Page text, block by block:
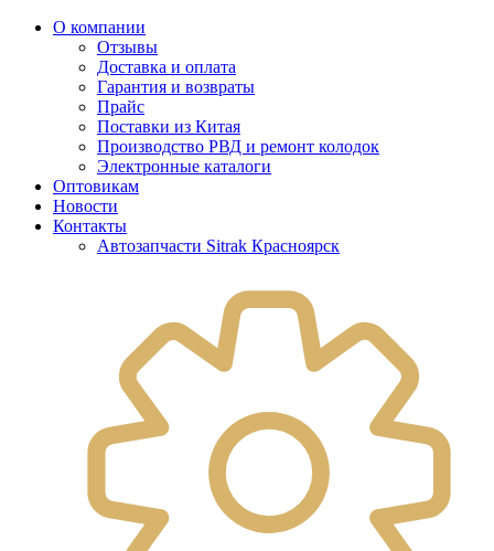
О компании
Отзывы
Доставка и оплата
Гарантия и возвраты
Прайс
Поставки из Китая
Производство РВД и ремонт колодок
Электронные каталоги
Оптовикам
Новости
Контакты
Автозапчасти Sitrak Красноярск